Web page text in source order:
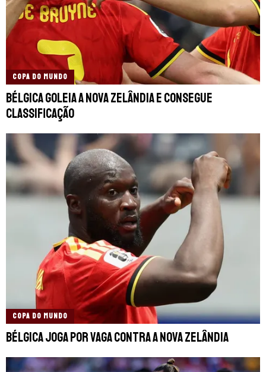
COPA DO MUNDO
Bélgica goleia a Nova Zelândia e consegue
classificação
COPA DO MUNDO
Bélgica joga por vaga contra a Nova Zelândia